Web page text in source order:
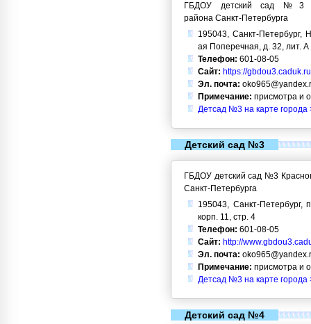
ГБДОУ детский сад №3
района Санкт-Петербурга
195043, Санкт-Петербург,
ая Поперечная, д. 32, лит. А
Телефон: 601-08-05
Сайт: https://
Эл. почта:
Примечание: присмотра и
Детсад №3 на карте города
Детский сад №3
ГБДОУ детский сад №3
Санкт-Петербурга
195043, Санкт-Петербург,
корп. 11, стр. 4
Телефон: 601-08-05
Сайт: http://
Эл. почта:
Примечание: присмотра и
Детсад №3 на карте города
Детский сад №4